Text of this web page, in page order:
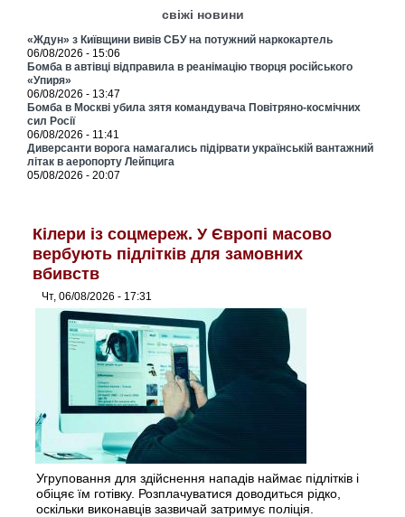
свіжі новини
«Ждун» з Київщини вивів СБУ на потужний наркокартель
06/08/2026 - 15:06
Бомба в автівці відправила в реанімацію творця російського
«Упиря»
06/08/2026 - 13:47
Бомба в Москві убила зятя командувача Повітряно-космічних
сил Росії
06/08/2026 - 11:41
Диверсанти ворога намагались підірвати українській вантажний
літак в аеропорту Лейпцига
05/08/2026 - 20:07
Кілери із соцмереж. У Європі масово
вербують підлітків для замовних
вбивств
Чт, 06/08/2026 - 17:31
Угруповання для здійснення нападів наймає підлітків і
обіцяє їм готівку. Розплачуватися доводиться рідко,
оскільки виконавців зазвичай затримує поліція.